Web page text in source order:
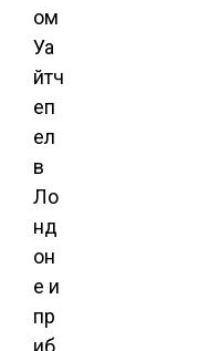
ом
Уа
йтч
еп
ел
в
Ло
нд
он
е и
пр
иб